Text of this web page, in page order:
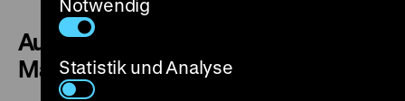
Aussichten – Einblicke. Das
Märkische Viertel
Notwendig
Statistik und Analyse